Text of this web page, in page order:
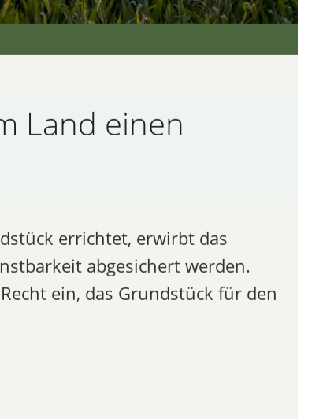
Land einen
errichtet, erwirbt das
abgesichert werden.
ein, das Grundstück für den